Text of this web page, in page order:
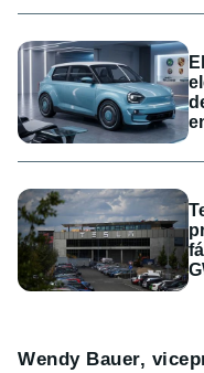
Wendy Bauer,